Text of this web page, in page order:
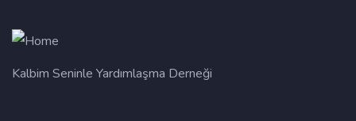
Kalbim Seninle Yardımlaşma Derneği